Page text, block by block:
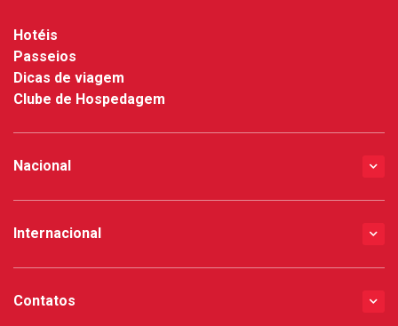
Hotéis
Passeios
Dicas de viagem
Clube de Hospedagem
Nacional
Internacional
Contatos